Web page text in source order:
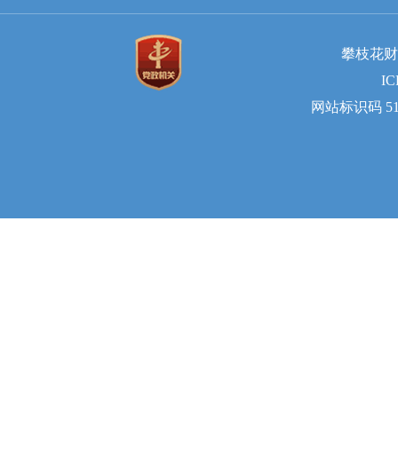
攀枝花
网站标识码